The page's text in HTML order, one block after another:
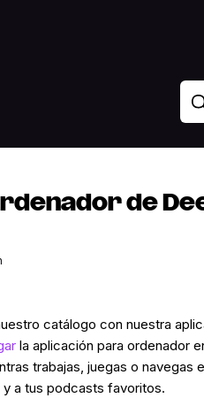
de
catálogo con nuestra
la aplicación para ordenador
trabajas, juegas o navegas
a tus podcasts favoritos.